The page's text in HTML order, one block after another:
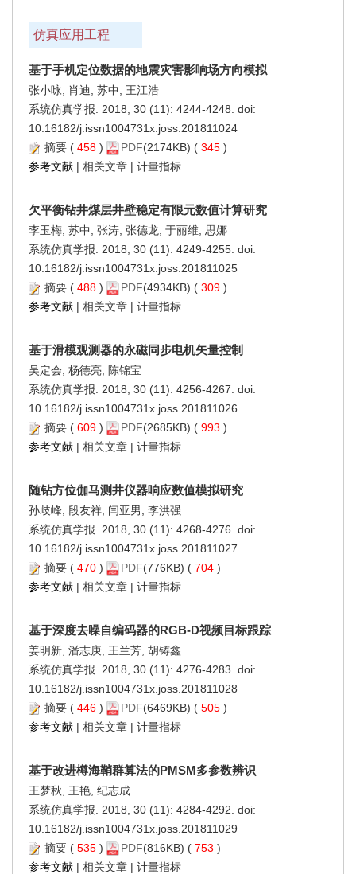
仿真应用工程
基于手机定位数据的地震灾害影响场方向模拟
张小咏, 肖迪, 苏中, 王江浩
系统仿真学报. 2018, 30 (11): 4244-4248. doi:
10.16182/j.issn1004731x.joss.201811024
摘要 ( 458 ) PDF(2174KB) ( 345 )
参考文献 | 相关文章 | 计量指标
欠平衡钻井煤层井壁稳定有限元数值计算研究
李玉梅, 苏中, 张涛, 张德龙, 于丽维, 思娜
系统仿真学报. 2018, 30 (11): 4249-4255. doi:
10.16182/j.issn1004731x.joss.201811025
摘要 ( 488 ) PDF(4934KB) ( 309 )
参考文献 | 相关文章 | 计量指标
基于滑模观测器的永磁同步电机矢量控制
吴定会, 杨德亮, 陈锦宝
系统仿真学报. 2018, 30 (11): 4256-4267. doi:
10.16182/j.issn1004731x.joss.201811026
摘要 ( 609 ) PDF(2685KB) ( 993 )
参考文献 | 相关文章 | 计量指标
随钻方位伽马测井仪器响应数值模拟研究
孙歧峰, 段友祥, 闫亚男, 李洪强
系统仿真学报. 2018, 30 (11): 4268-4276. doi:
10.16182/j.issn1004731x.joss.201811027
摘要 ( 470 ) PDF(776KB) ( 704 )
参考文献 | 相关文章 | 计量指标
基于深度去噪自编码器的RGB-D视频目标跟踪
姜明新, 潘志庚, 王兰芳, 胡铸鑫
系统仿真学报. 2018, 30 (11): 4276-4283. doi:
10.16182/j.issn1004731x.joss.201811028
摘要 ( 446 ) PDF(6469KB) ( 505 )
参考文献 | 相关文章 | 计量指标
基于改进樽海鞘群算法的PMSM多参数辨识
王梦秋, 王艳, 纪志成
系统仿真学报. 2018, 30 (11): 4284-4292. doi:
10.16182/j.issn1004731x.joss.201811029
摘要 ( 535 ) PDF(816KB) ( 753 )
参考文献 | 相关文章 | 计量指标